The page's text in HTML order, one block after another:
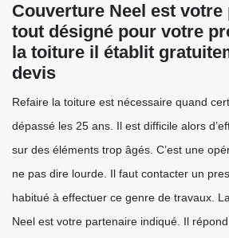
Couverture Neel est votre
tout désigné pour votre
la toiture il établit
devis
Refaire la toiture est nécessaire quand
dépassé les 25 ans. Il est difficile alors
sur des éléments trop âgés. C’est une
ne pas dire lourde. Il faut contacter un
habitué à effectuer ce genre de travaux.
Neel est votre partenaire indiqué. Il